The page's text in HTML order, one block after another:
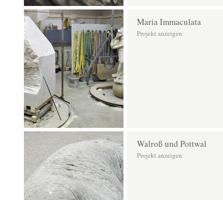
Maria Immaculata
Projekt anzeigen
Walroß und Pottwal
Projekt anzeigen